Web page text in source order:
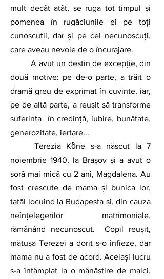
mult decât atât, se ruga tot timpul și
pomenea în rugăciunile ei pe toți
cunoscuții, dar și pe cei necunoscuți,
care aveau nevoie de o încurajare.
	A avut un destin de excepție, din
două motive: pe de-o parte, a trăit o
dramă greu de exprimat în cuvinte, iar,
pe de altă parte, a reușit să transforme
suferința  în credință, iubire, bunătate,
generozitate, iertare...
noiembrie 1940, la Brașov și a avut o
soră mai mică cu 2 ani, Magdalena. Au
fost crescute de mama și bunica lor,
tatăl locuind la Budapesta și, din cauza
neînțelegerilor matrimoniale,
rămânând necunoscut.  Copil reușit,
mătușa Terezei a dorit s-o înfieze, dar
mama nu a fost de acord. Același lucru
s-a întâmplat la o mânăstire de maici,